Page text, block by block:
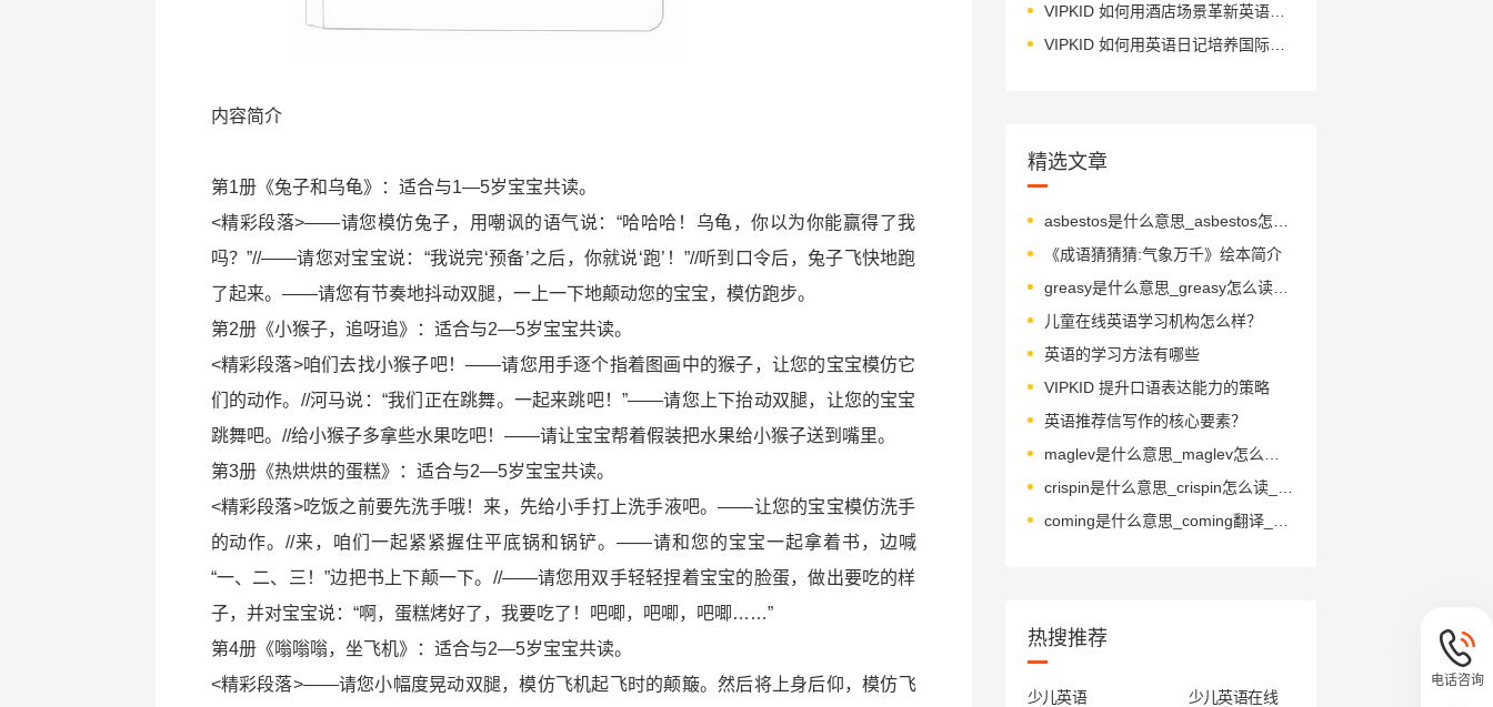
内容简介
第1册《兔子和乌龟》：适合与1—5岁宝宝共读。
<精彩段落>——请您模仿兔子，用嘲讽的语气说：“哈哈哈！乌龟，你以为你能赢得了我
吗？”//——请您对宝宝说：“我说完‘预备’之后，你就说‘跑’！”//听到口令后，兔子飞快地跑
了起来。——请您有节奏地抖动双腿，一上一下地颠动您的宝宝，模仿跑步。
第2册《小猴子，追呀追》：适合与2—5岁宝宝共读。
<精彩段落>咱们去找小猴子吧！——请您用手逐个指着图画中的猴子，让您的宝宝模仿它
们的动作。//河马说：“我们正在跳舞。一起来跳吧！”——请您上下抬动双腿，让您的宝宝
跳舞吧。//给小猴子多拿些水果吃吧！——请让宝宝帮着假装把水果给小猴子送到嘴里。
第3册《热烘烘的蛋糕》：适合与2—5岁宝宝共读。
<精彩段落>吃饭之前要先洗手哦！来，先给小手打上洗手液吧。——让您的宝宝模仿洗手
的动作。//来，咱们一起紧紧握住平底锅和锅铲。——请和您的宝宝一起拿着书，边喊
“一、二、三！”边把书上下颠一下。//——请您用双手轻轻捏着宝宝的脸蛋，做出要吃的样
子，并对宝宝说：“啊，蛋糕烤好了，我要吃了！吧唧，吧唧，吧唧……”
第4册《嗡嗡嗡，坐飞机》：适合与2—5岁宝宝共读。
<精彩段落>——请您小幅度晃动双腿，模仿飞机起飞时的颠簸。然后将上身后仰，模仿飞
VIPKID 如何用酒店场景革新英语教学？
VIPKID 如何用英语日记培养国际化人才？
精选文章
《成语猜猜猜:气象万千》绘本简介
greasy是什么意思_greasy怎么读_音标'ɡri-sɪ
儿童在线英语学习机构怎么样？
英语的学习方法有哪些
VIPKID 提升口语表达能力的策略
英语推荐信写作的核心要素？
热搜推荐
少儿英语
少儿英语在线
电话咨询